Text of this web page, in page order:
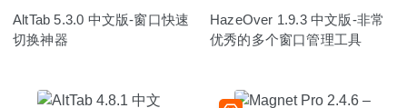
AltTab 5.3.0 中文版-窗口快速
切换神器
HazeOver 1.9.3 中文版-非常
优秀的多个窗口管理工具